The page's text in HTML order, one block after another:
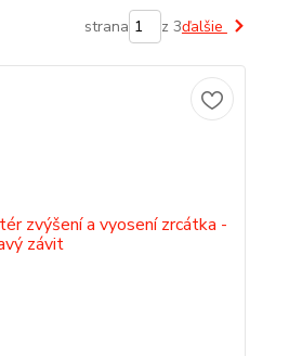
strana z 3ďalšie